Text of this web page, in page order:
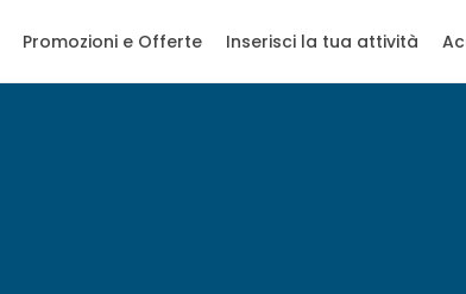
Promozioni e Offerte Inserisci la tua attività